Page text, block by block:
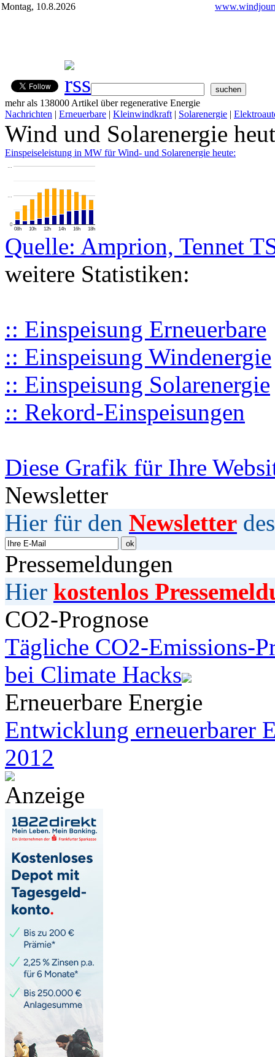
Montag, 10.8.2026
mehr als 138000 Artikel über regenerative Energie
Nachrichten | Erneuerbare | Kleinwindkraft | Solarenergie |
Wind und Solarenergie
Einspeiseleistung in MW für Wind- und Solarenergie heute:
08h 10h 12h 14h 16h 18h
0
…
…
Quelle: Amprion, Tennet
weitere Statistiken:
:: Einspeisung Erneuerbare
:: Einspeisung Windenergie
:: Einspeisung Solarenergie
:: Rekord-Einspeisungen
Diese Grafik für Ihre
Newsletter
Hier für den Newsletter
Pressemeldungen
Hier kostenlos
CO2-Prognose
Tägliche CO2-Emissions-
bei Climate Hacks
Erneuerbare Energie
Entwicklung erneuerbarer
2012
Anzeige